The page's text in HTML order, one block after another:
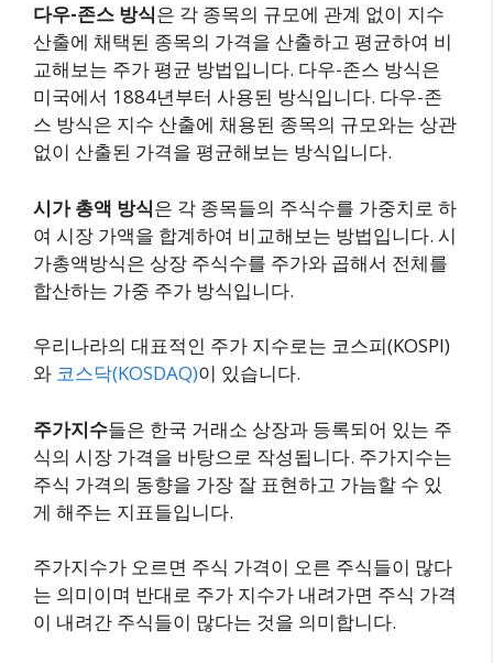
다우-존스 방식은 각 종목의 규모에 관계 없이 지수
산출에 채택된 종목의 가격을 산출하고 평균하여 비
교해보는 주가 평균 방법입니다. 다우-존스 방식은
미국에서 1884년부터 사용된 방식입니다. 다우-존
스 방식은 지수 산출에 채용된 종목의 규모와는 상관
없이 산출된 가격을 평균해보는 방식입니다.
시가 총액 방식은 각 종목들의 주식수를 가중치로 하
여 시장 가액을 합계하여 비교해보는 방법입니다. 시
가총액방식은 상장 주식수를 주가와 곱해서 전체를
합산하는 가중 주가 방식입니다.
우리나라의 대표적인 주가 지수로는 코스피(KOSPI)
와 코스닥(KOSDAQ)이 있습니다.
주가지수들은 한국 거래소 상장과 등록되어 있는 주
식의 시장 가격을 바탕으로 작성됩니다. 주가지수는
주식 가격의 동향을 가장 잘 표현하고 가늠할 수 있
게 해주는 지표들입니다.
주가지수가 오르면 주식 가격이 오른 주식들이 많다
는 의미이며 반대로 주가 지수가 내려가면 주식 가격
이 내려간 주식들이 많다는 것을 의미합니다.